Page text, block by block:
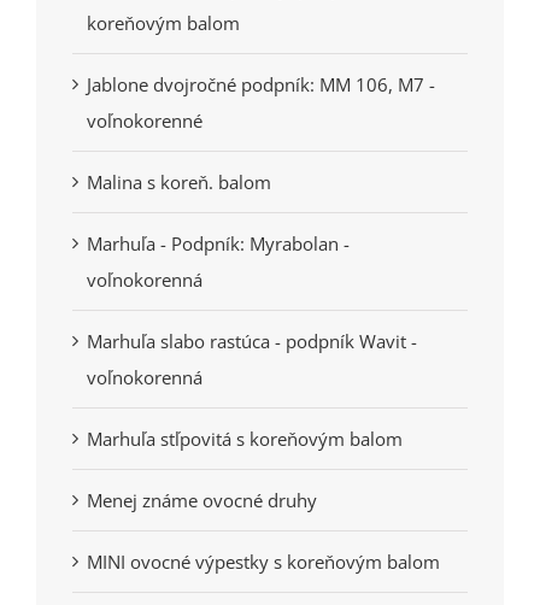
koreňovým balom
Jablone dvojročné podpník: MM 106, M7 -
voľnokorenné
Malina s koreň. balom
Marhuľa - Podpník: Myrabolan -
voľnokorenná
Marhuľa slabo rastúca - podpník Wavit -
voľnokorenná
Marhuľa stľpovitá s koreňovým balom
Menej známe ovocné druhy
MINI ovocné výpestky s koreňovým balom